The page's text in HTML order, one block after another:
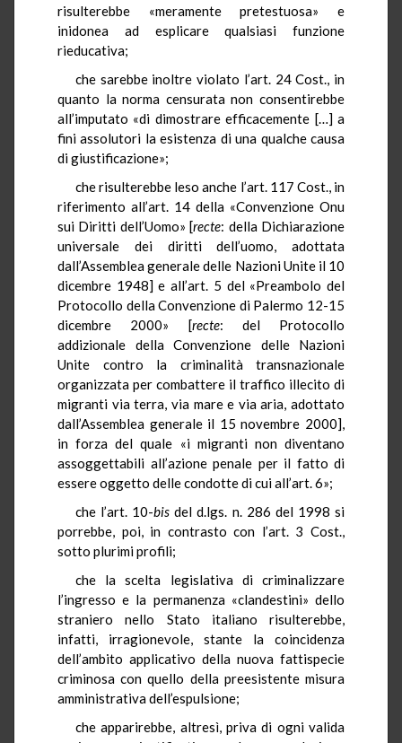
risulterebbe «meramente pretestuosa» e
inidonea ad esplicare qualsiasi funzione
rieducativa;
che sarebbe inoltre violato l’art. 24 Cost., in
quanto la norma censurata non consentirebbe
all’imputato «di dimostrare efficacemente […] a
fini assolutori la esistenza di una qualche causa
di giustificazione»;
che risulterebbe leso anche l’art. 117 Cost., in
riferimento all’art. 14 della «Convenzione Onu
sui Diritti dell’Uomo» [recte: della Dichiarazione
universale dei diritti dell’uomo, adottata
dall’Assemblea generale delle Nazioni Unite il 10
dicembre 1948] e all’art. 5 del «Preambolo del
Protocollo della Convenzione di Palermo 12-15
dicembre 2000» [recte: del Protocollo
addizionale della Convenzione delle Nazioni
Unite contro la criminalità transnazionale
organizzata per combattere il traffico illecito di
migranti via terra, via mare e via aria, adottato
dall’Assemblea generale il 15 novembre 2000],
in forza del quale «i migranti non diventano
assoggettabili all’azione penale per il fatto di
essere oggetto delle condotte di cui all’art. 6»;
che l’art. 10-bis del d.lgs. n. 286 del 1998 si
porrebbe, poi, in contrasto con l’art. 3 Cost.,
sotto plurimi profili;
che la scelta legislativa di criminalizzare
l’ingresso e la permanenza «clandestini» dello
straniero nello Stato italiano risulterebbe,
infatti, irragionevole, stante la coincidenza
dell’ambito applicativo della nuova fattispecie
criminosa con quello della preesistente misura
amministrativa dell’espulsione;
che apparirebbe, altresì, priva di ogni valida